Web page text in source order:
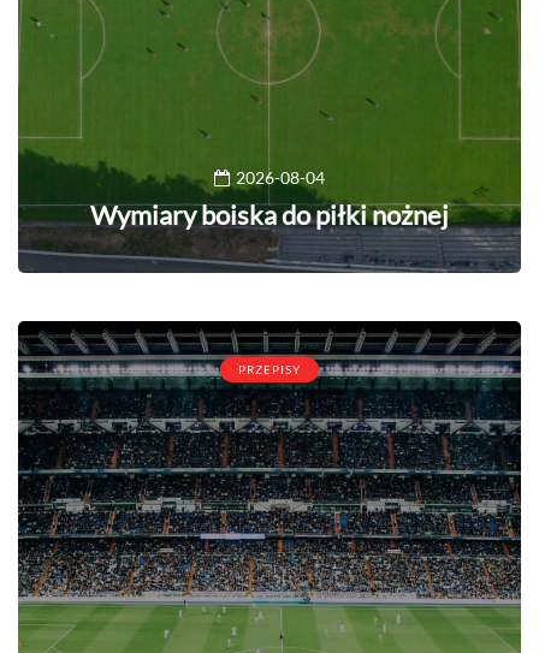
2026-08-04
Wymiary boiska do piłki nożnej
PRZEPISY